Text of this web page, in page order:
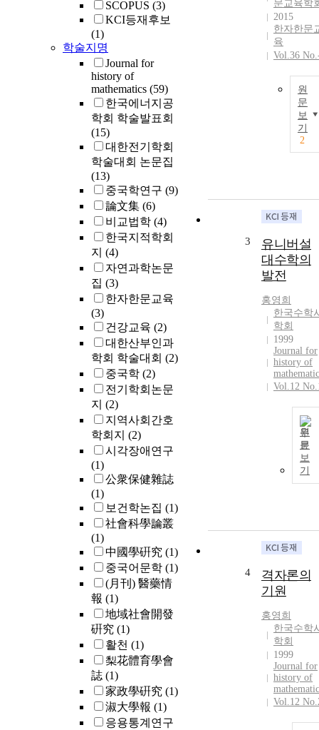
SCOPUS (3)
KCI등재후보
(1)
학술지명
Journal for
history of
mathematics (59)
한국에너지공
학회 학술발표회
(15)
대한전기학회
학술대회 논문집
(13)
중국학연구 (9)
論文集 (6)
비교법학 (4)
한국지적학회
지 (4)
자연과학논문
집 (3)
한자한문교육
(3)
건강교육 (2)
대한산부인과
학회 학술대회 (2)
중국학 (2)
전기학회논문
지 (2)
지역사회간호
학회지 (2)
시각장애연구
(1)
公衆保健雜誌
(1)
보건학논집 (1)
社會科學論叢
(1)
中國學硏究 (1)
중국어문학 (1)
(月刊) 醫藥情
報 (1)
地域社會開發
硏究 (1)
활천 (1)
梨花體育學會
誌 (1)
家政學硏究 (1)
淑大學報 (1)
응용통계연구
문교육학
2015
한자한문
육
Vol.36
원
문
보
기
2
3
유니버설
대수학의
발전
홍영희
한국수학
학회
1999
Journal for
history of
Vol.12
원
문
보
기
4
격자론의
기원
홍영희
한국수학
학회
1999
Journal for
history of
Vol.12